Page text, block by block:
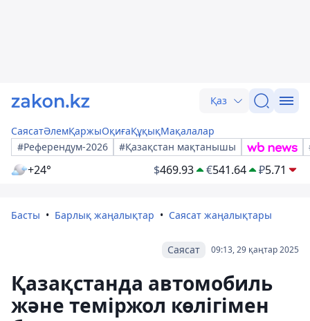
Қаз
СаясатӘлемҚаржыОқиғаҚұқықМақалалар
#Референдум-2026
#Қазақстан мақтанышы
+24° $469.93 €541.64 ₽5.71
Басты Барлық жаңалықтар Саясат жаңалықтары
09:13, 29 қаңтар 2025
Саясат
Қазақстанда автомобиль
және теміржол көлігімен